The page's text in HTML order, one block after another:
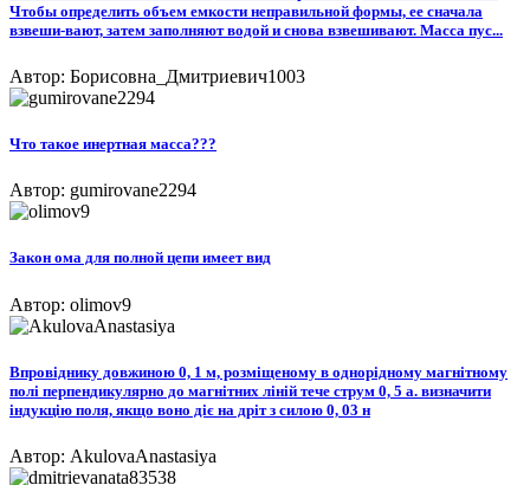
Чтобы определить объем емкости неправильной формы, ее сначала
взвеши-вают, затем заполняют водой и снова взвешивают. Масса пус...
Автор: Борисовна_Дмитриевич1003
Что такое инертная масса???​
Автор: gumirovane2294
Закон ома для полной цепи имеет вид
Автор: olimov9
Впровіднику довжиною 0, 1 м, розміщеному в однорідному магнітному
полі перпендикулярно до магнітних ліній тече струм 0, 5 а. визначити
індукцію поля, якщо воно діє на дріт з силою 0, 03 н​
Автор: AkulovaAnastasiya